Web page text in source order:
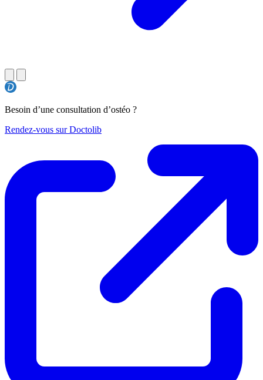
Besoin d’une consultation d’ostéo ?
Rendez-vous sur Doctolib